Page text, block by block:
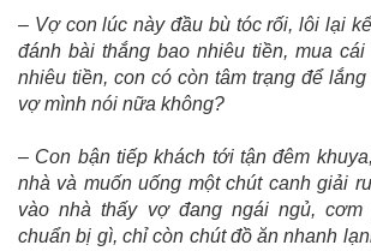
– Vợ con lúc này đầu bù tóc rối, lôi lại
đánh bài thắng bao nhiêu tiền, mua
nhiêu tiền, con có còn tâm trạng để
vợ mình nói nữa không?
– Con bận tiếp khách tới tận đêm
nhà và muốn uống một chút canh giải
vào nhà thấy vợ đang ngái ngủ, cơm
chuẩn bị gì, chỉ còn chút đồ ănnhanh